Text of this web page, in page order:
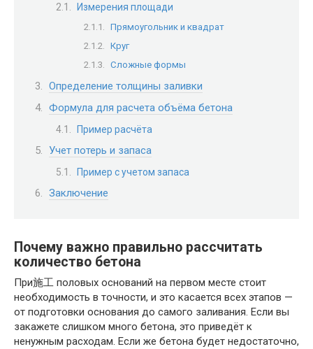
Измерения площади
Прямоугольник и квадрат
Круг
Сложные формы
Определение толщины заливки
Формула для расчета объёма бетона
Пример расчёта
Учет потерь и запаса
Пример с учетом запаса
Заключение
Почему важно правильно рассчитать
количество бетона
При施工 половых оснований на первом месте стоит
необходимость в точности, и это касается всех этапов —
от подготовки основания до самого заливания. Если вы
закажете слишком много бетона, это приведёт к
ненужным расходам. Если же бетона будет недостаточно,